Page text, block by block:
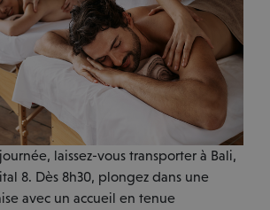
laissez-vous transporter à Bali,
8. Dès 8h30, plongez dans une
avec un accueil en tenue